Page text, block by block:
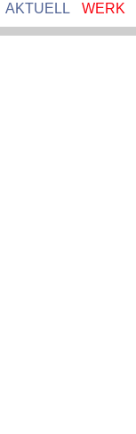
AKTUELL WERK